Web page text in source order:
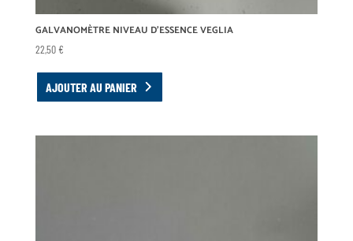
GALVANOMÈTRE NIVEAU D’ESSENCE VEGLIA
22,50€
AJOUTER AU PANIER